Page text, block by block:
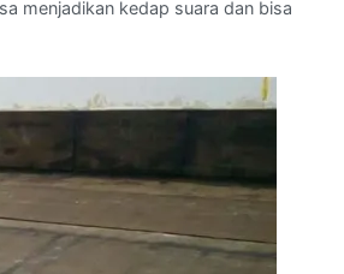
menjadikan kedap suara dan bisa